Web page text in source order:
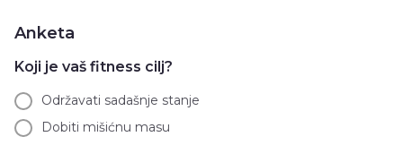
Anketa
Koji je vaš fitness cilj?
Održavati sadašnje stanje
Dobiti mišićnu masu